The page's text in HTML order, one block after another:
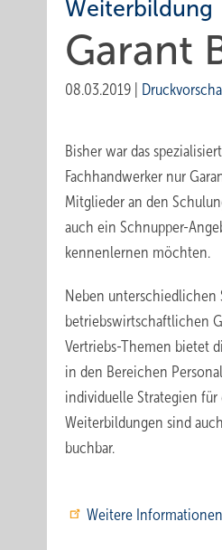
Weiterbildung
Garant
08.03.2019
Bisher war das
Fachhandwerker nur
Mitglieder an den
auch ein Schnupper-
kennenlernen möchten.
Neben unterschiedlichen
betriebswirtschaftlichen
Vertriebs-Themen bietet
in den Bereichen
individuelle Strategien
Weiterbildungen sind
buchbar.
Weitere Informationen